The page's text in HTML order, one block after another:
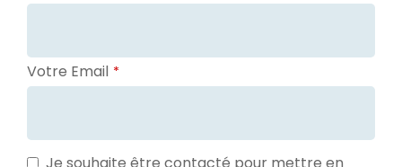
Votre Email *
Je souhaite être contacté pour mettre en